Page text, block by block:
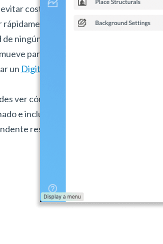
costosos errores. El
rápidamente cualquier tipo
ningún software o
paredes y agrega
un Digital Twin
ver cómo se verán tus
e incluso crear renders
resolución de 8K.